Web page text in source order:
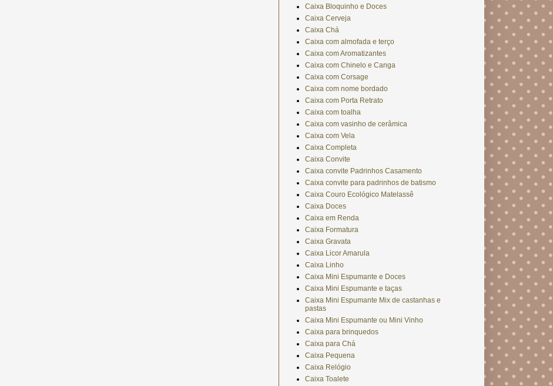
Caixa Bloquinho e Doces
Caixa Cerveja
Caixa Chá
Caixa com almofada e terço
Caixa com Aromatizantes
Caixa com Chinelo e Canga
Caixa com Corsage
Caixa com nome bordado
Caixa com Porta Retrato
Caixa com toalha
Caixa com vasinho de cerâmica
Caixa com Vela
Caixa Completa
Caixa Convite
Caixa convite Padrinhos Casamento
Caixa convite para padrinhos de batismo
Caixa Couro Ecológico Matelassê
Caixa Doces
Caixa em Renda
Caixa Formatura
Caixa Gravata
Caixa Licor Amarula
Caixa Linho
Caixa Mini Espumante e Doces
Caixa Mini Espumante e taças
Caixa Mini Espumante Mix de castanhas e
pastas
Caixa Mini Espumante ou Mini Vinho
Caixa para brinquedos
Caixa para Chá
Caixa Pequena
Caixa Relógio
Caixa Toalete